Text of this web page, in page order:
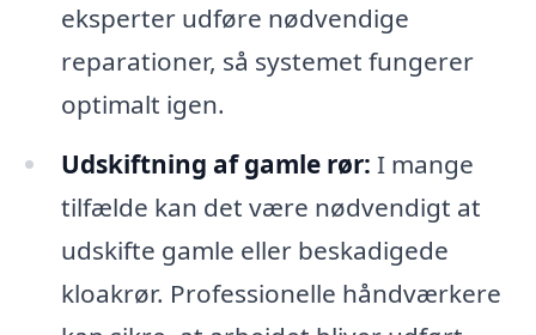
eksperter udføre nødvendige
reparationer, så systemet fungerer
optimalt igen.
Udskiftning af gamle rør: I mange
tilfælde kan det være nødvendigt at
udskifte gamle eller beskadigede
kloakrør. Professionelle håndværkere